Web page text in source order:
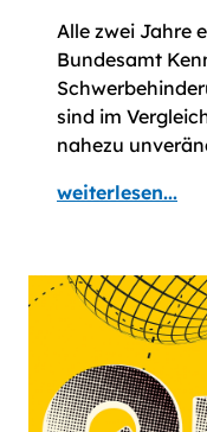
Alle zwei Jahre
Bundesamt
sind im
nahezu
weiterlesen...